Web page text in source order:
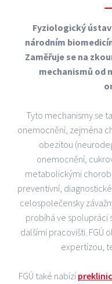
Fyziologický ústav
národním
Zaměřuje se na
mechanismů od
Tyto mechanismy se
onemocnění, zejména
obezitou
onemocnění,
metabolickými
preventivní,
celospolečensky
probíhá ve spolupráci
dalšími pracovišti. FGÚ
expertízou,
FGÚ také nabízí